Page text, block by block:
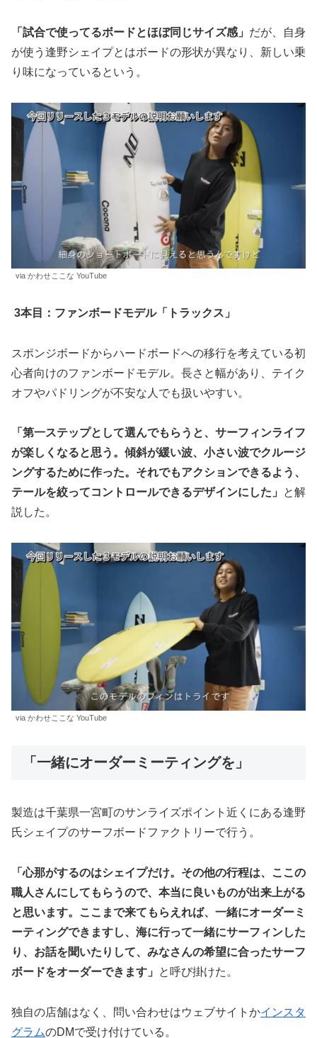
「試合で使ってるボードとほぼ同じサイズ感」 だが、自身
が使う逢野シェイプとはボードの形状が異なり、新しい乗
り味になっているという。
via かわせここな YouTube
3本目：ファンボードモデル「トラックス」
スポンジボードからハードボードへの移行を考えている初
心者向けのファンボードモデル。長さと幅があり、テイク
オフやパドリングが不安な人でも扱いやすい。
「第一ステップとして選んでもらうと、サーフィンライフ
が楽しくなると思う。傾斜が緩い波、小さい波でクルージ
ングするために作った。それでもアクションできるよう、
テールを絞ってコントロールできるデザインにした」
と解
説した。
via かわせここな YouTube
「一緒にオーダーミーティングを」
製造は千葉県一宮町のサンライズポイント近くにある逢野
氏シェイプのサーフボードファクトリーで行う。
「心那がするのはシェイプだけ。その他の行程は、ここの
職人さんにしてもらうので、本当に良いものが出来上がる
と思います。ここまで来てもらえれば、一緒にオーダーミ
ーティングできますし、海に行って一緒にサーフィンした
り、お話を聞いたりして、みなさんの希望に合ったサーフ
ボードをオーダーできます」
と呼び掛けた。
独自の店舗はなく、問い合わせはウェブサイトかインスタ
グラムのDMで受け付けている。